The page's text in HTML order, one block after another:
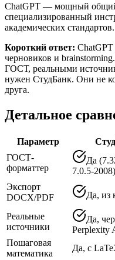
ChatGPT — мощный
специализированный
академических
Короткий ответ:
черновиков и
ГОСТ, реальными
нужен СтудБанк. Они не
друга.
Детальное
Параметр
ГОСТ-
форматтер
Да
7.0.5-2008)
Экспорт
DOCX/PDF
Да, из
Реальные
источники
Да,
Perplexity
Пошаговая
математика
Да, с